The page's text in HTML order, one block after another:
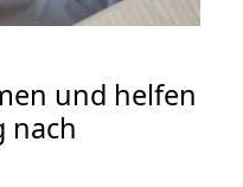
und helfen
nach